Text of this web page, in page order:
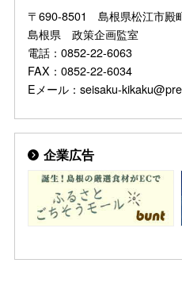
〒690-8501 島根県松江市殿
島根県 政策企画監室
電話：0852-22-6063
FAX：0852-22-6034
Eメール：seisaku-
企業広告